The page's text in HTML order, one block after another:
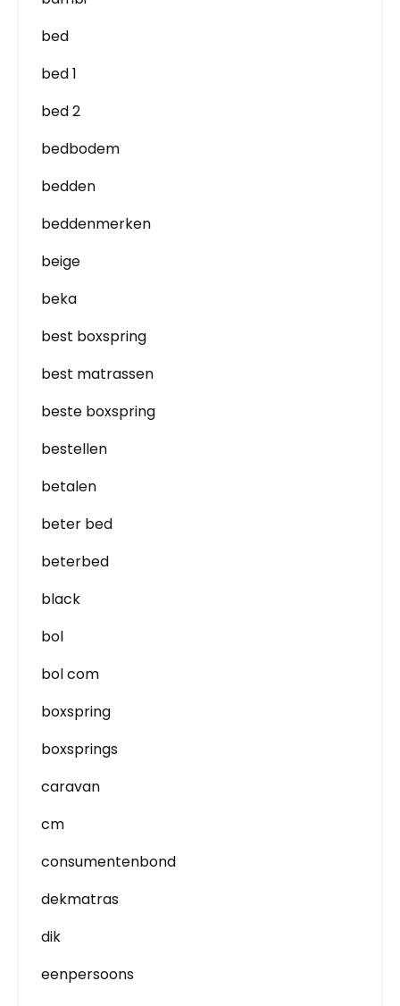
bed
bed 1
bed 2
bedbodem
bedden
beddenmerken
beige
beka
best boxspring
best matrassen
beste boxspring
bestellen
betalen
beter bed
beterbed
black
bol
bol com
boxspring
boxsprings
caravan
cm
consumentenbond
dekmatras
dik
eenpersoons